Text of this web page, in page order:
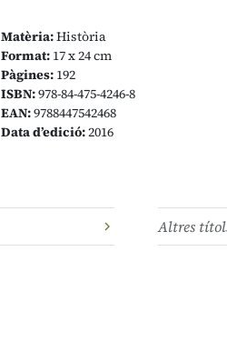
Matèria:Història
Format: 17 x 24 cm
Pàgines: 192
ISBN:978-84-475-4246-8
EAN:9788447542468
Data d’edició:2016
Altres